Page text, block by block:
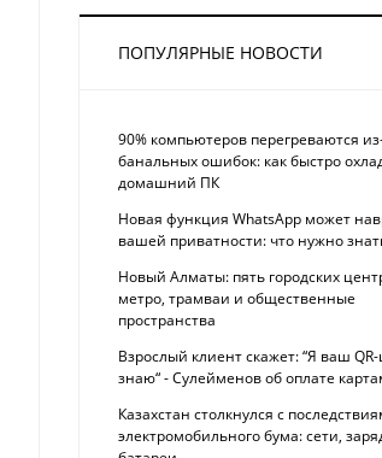
ПОПУЛЯРНЫЕ НОВОСТИ
90% компьютеров перегреваются
банальных ошибок: как быстро
домашний ПК
Новая функция WhatsApp может
вашей приватности: что нужно
Новый Алматы: пять городских
метро, трамваи и общественные
пространства
Взрослый клиент скажет: “Я ваш
знаю“ - Сулейменов об оплате
Казахстан столкнулся с
электромобильного бума: сети,